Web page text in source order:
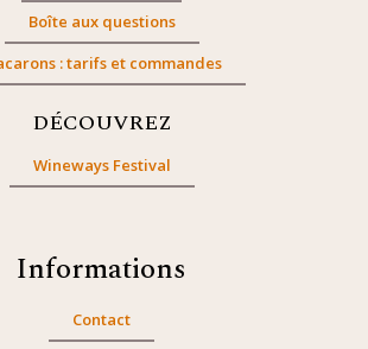
Boîte aux questions
: tarifs et commandes
DÉCOUVREZ
Wineways Festival
Informations
Contact